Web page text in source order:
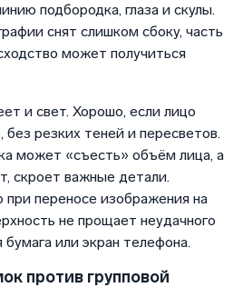
подбородка, глаза и скулы.
снят слишком сбоку, часть
может получиться
и свет. Хорошо, если лицо
резких теней и пересветов.
может «съесть» объём лица, а
скроет важные детали.
переносе изображения на
не прощает неудачного
бумага или экран телефона.
против групповой